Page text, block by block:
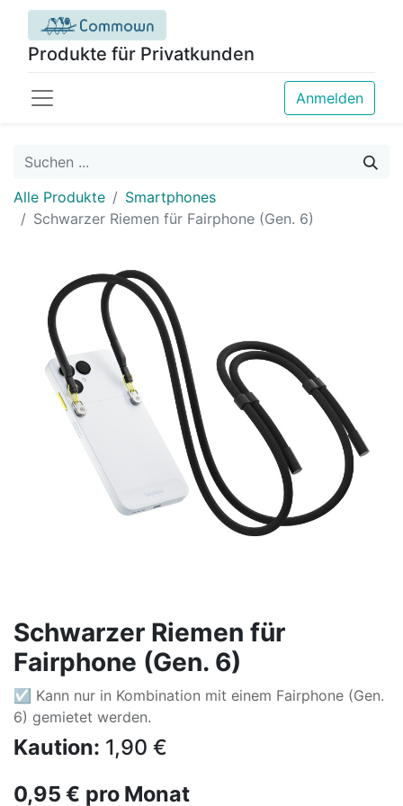
Produkte für Privatkunden
Anmelden
Alle Produkte
Smartphones
Schwarzer Riemen für Fairphone (Gen. 6)
Schwarzer Riemen für
Fairphone (Gen. 6)
☑ Kann nur in Kombination mit einem Fairphone (Gen.
6) gemietet werden.
Kaution: 1,90 €
0,95 € pro Monat